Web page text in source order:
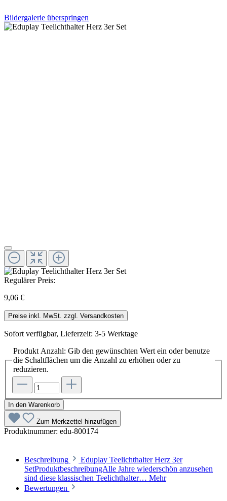
Bildergalerie überspringen
Regulärer Preis:
9,06 €
Preise inkl. MwSt. zzgl. Versandkosten
Sofort verfügbar, Lieferzeit: 3-5 Werktage
Produkt Anzahl: Gib den gewünschten Wert ein oder benutze
die Schaltflächen um die Anzahl zu erhöhen oder zu
reduzieren.
In den Warenkorb
Zum Merkzettel hinzufügen
Produktnummer: edu-800174
Beschreibung
Eduplay Teelichthalter Herz 3er
SetProduktbeschreibungAlle Jahre wiederschön anzusehen
sind diese klassischen Teelichthalter… Mehr
Bewertungen